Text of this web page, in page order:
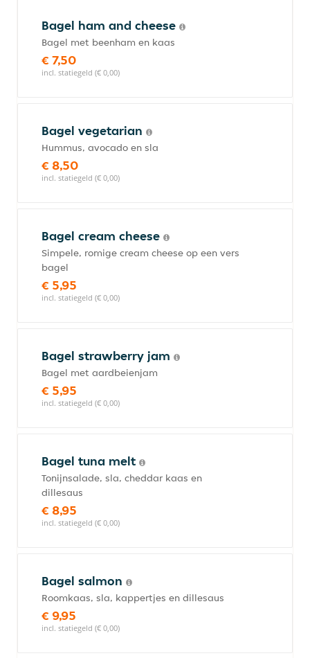
Bagel ham and cheese
Bagel met beenham en kaas
€ 7,50
incl. statiegeld (€ 0,00)
Bagel vegetarian
Hummus, avocado en sla
€ 8,50
incl. statiegeld (€ 0,00)
Bagel cream cheese
Simpele, romige cream cheese op een vers
bagel
€ 5,95
incl. statiegeld (€ 0,00)
Bagel strawberry jam
Bagel met aardbeienjam
€ 5,95
incl. statiegeld (€ 0,00)
Bagel tuna melt
Tonijnsalade, sla, cheddar kaas en
dillesaus
€ 8,95
incl. statiegeld (€ 0,00)
Bagel salmon
Roomkaas, sla, kappertjes en dillesaus
€ 9,95
incl. statiegeld (€ 0,00)